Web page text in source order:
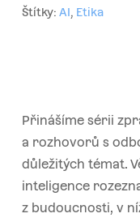
Štítky: AI, Etika
Přinášíme sérii
a rozhovorů s
důležitých témat.
inteligence
z budoucnosti, v